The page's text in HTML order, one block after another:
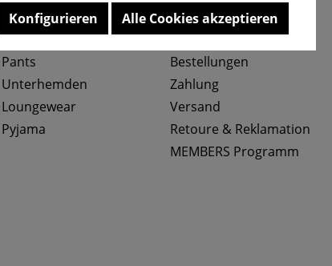
Service & FAQ
Größentabellen
Bestellungen
Zahlung
Versand
Retoure & Reklamation
MEMBERS Programm
Konfigurieren Alle Cookies akzeptieren